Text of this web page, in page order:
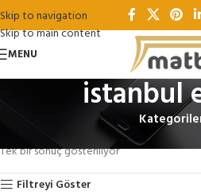
Skip to navigation
Skip to main content
MENU
istanbul
Ürünler “istanbul el ilanı”
Tek bir sonuç gösteriliyor
Filtreyi Göster